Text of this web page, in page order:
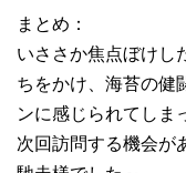
まとめ：
いささか焦点ぼけし
ちをかけ、海苔の健
ンに感じられてしま
次回訪問する機会